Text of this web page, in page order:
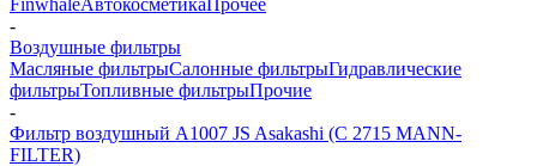
FinwhaleАвтокосметикаПрочее
-
Воздушные фильтры
Масляные фильтрыСалонные фильтрыГидравлические
фильтрыТопливные фильтрыПрочие
-
Фильтр воздушный A1007 JS Asakashi (C 2715 MANN-
FILTER)